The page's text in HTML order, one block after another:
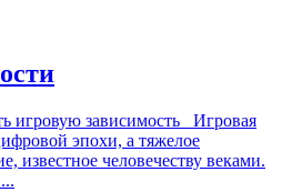
игровую зависимость Игровая
эпохи, а тяжелое
известное человечеству веками.